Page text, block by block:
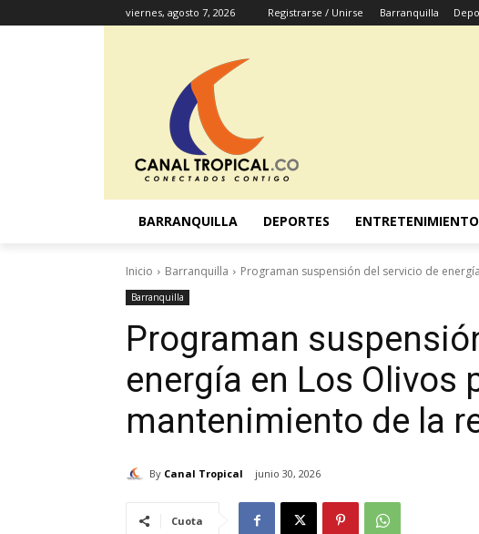
viernes, agosto 7, 2026 Registrarse / Unirse Barranquilla
BARRANQUILLA DEPORTES ENTRETENIMIENTO
Inicio Barranquilla Programan suspensión del servicio de
Barranquilla
Programan
energía en Los Olivos
mantenimiento de la
By Canal Tropical junio 30, 2026
Cuota